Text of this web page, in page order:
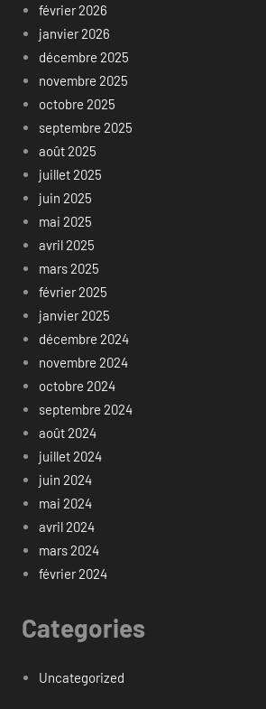
février 2026
janvier 2026
décembre 2025
novembre 2025
octobre 2025
septembre 2025
août 2025
juillet 2025
juin 2025
mai 2025
avril 2025
mars 2025
février 2025
janvier 2025
décembre 2024
novembre 2024
octobre 2024
septembre 2024
août 2024
juillet 2024
juin 2024
mai 2024
avril 2024
mars 2024
février 2024
Categories
Uncategorized